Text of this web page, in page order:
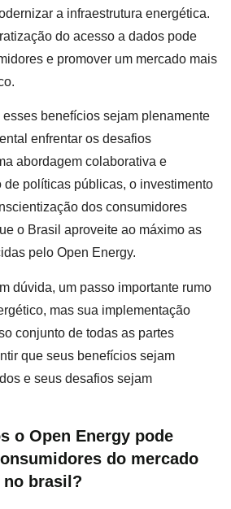
a infraestrutura energética.
do acesso a dados pode
e promover um mercado mais
esses benefícios sejam plenamente
enfrentar os desafios
abordagem colaborativa e
de políticas públicas, o investimento
dos consumidores
o Brasil aproveite ao máximo as
pelo Open Energy.
dúvida, um passo importante rumo
mas sua implementação
conjunto de todas as partes
que seus benefícios sejam
e seus desafios sejam
o Open Energy pode
do mercado
no brasil?